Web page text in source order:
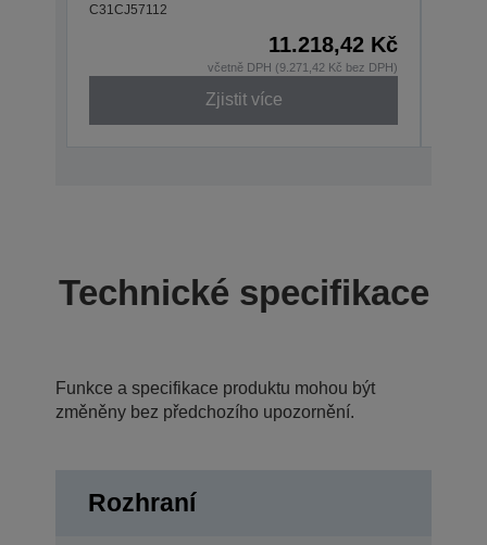
C31CJ57112
11.218,42 Kč
včetně DPH (9.271,42 Kč bez DPH)
Zjistit více
Technické specifikace
Funkce a specifikace produktu mohou být
změněny bez předchozího upozornění.
Rozhraní